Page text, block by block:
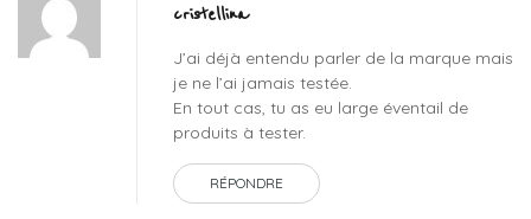
cream
cheveux
cristellina
J’ai déjà entendu parler de la marque mais
je ne l’ai jamais testée.
En tout cas, tu as eu large éventail de
produits à tester.
RÉPONDRE